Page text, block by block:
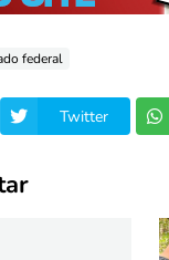
federal
Twitter